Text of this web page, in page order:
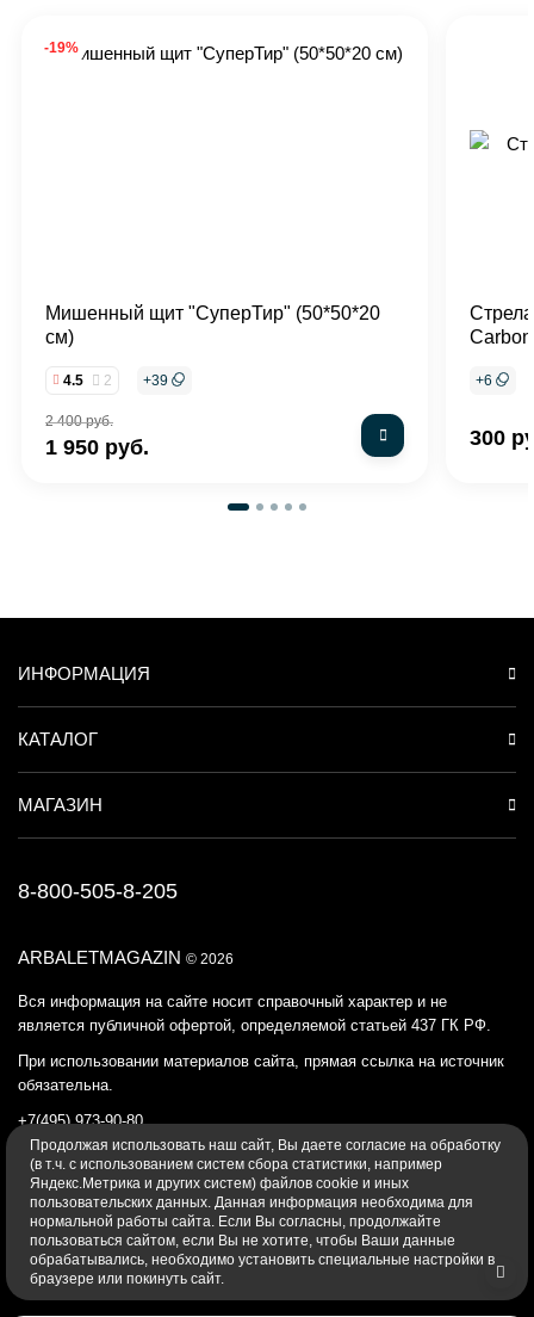
-19%
Мишенный щит "СуперТир" (50*50*20
см)
4.5 2 +39
2 400 руб.
1 950 руб.
+6
300
ARBALETMAGAZIN © 2026
Вся информация на сайте носит справочный характер и не
является публичной офертой, определяемой статьей 437 ГК РФ.
При использовании материалов сайта, прямая ссылка на источник
обязательна.
+7(495) 973-90-80
Политика конфиденциальности
ИНФОРМАЦИЯ
КАТАЛОГ
МАГАЗИН
8-800-505-8-205
Продолжая использовать наш cайт, Вы даете согласие на обработку
(в т.ч. с использованием систем сбора статистики, например
Яндекс.Метрика и других систем) файлов cookie и иных
пользовательских данных. Данная информация необходима для
нормальной работы сайта. Если Вы согласны, продолжайте
пользоваться сайтом, если Вы не хотите, чтобы Ваши данные
обрабатывались, необходимо установить специальные настройки в
браузере или покинуть сайт.